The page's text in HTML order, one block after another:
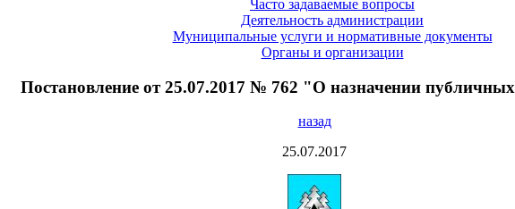
Часто задаваемые вопросы
Деятельность администрации
Муниципальные услуги и нормативные документы
Органы и организации
Постановление от 25.07.2017 № 762 "О назначении
назад
25.07.2017